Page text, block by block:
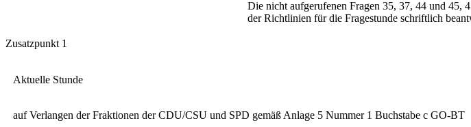
Die nicht aufgerufenen Fragen 35, 37, 44 und 45,
der Richtlinien für die Fragestunde schriftlich
Zusatzpunkt 1
Aktuelle Stunde
auf Verlangen der Fraktionen der CDU/CSU und SPD gemäß Anlage 5 Nummer 1 Buchstabe c GO-BT